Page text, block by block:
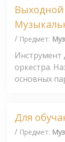
Выходной
/ Предмет:
Инструмент
оркестра.
основных
Для
/ Предмет: